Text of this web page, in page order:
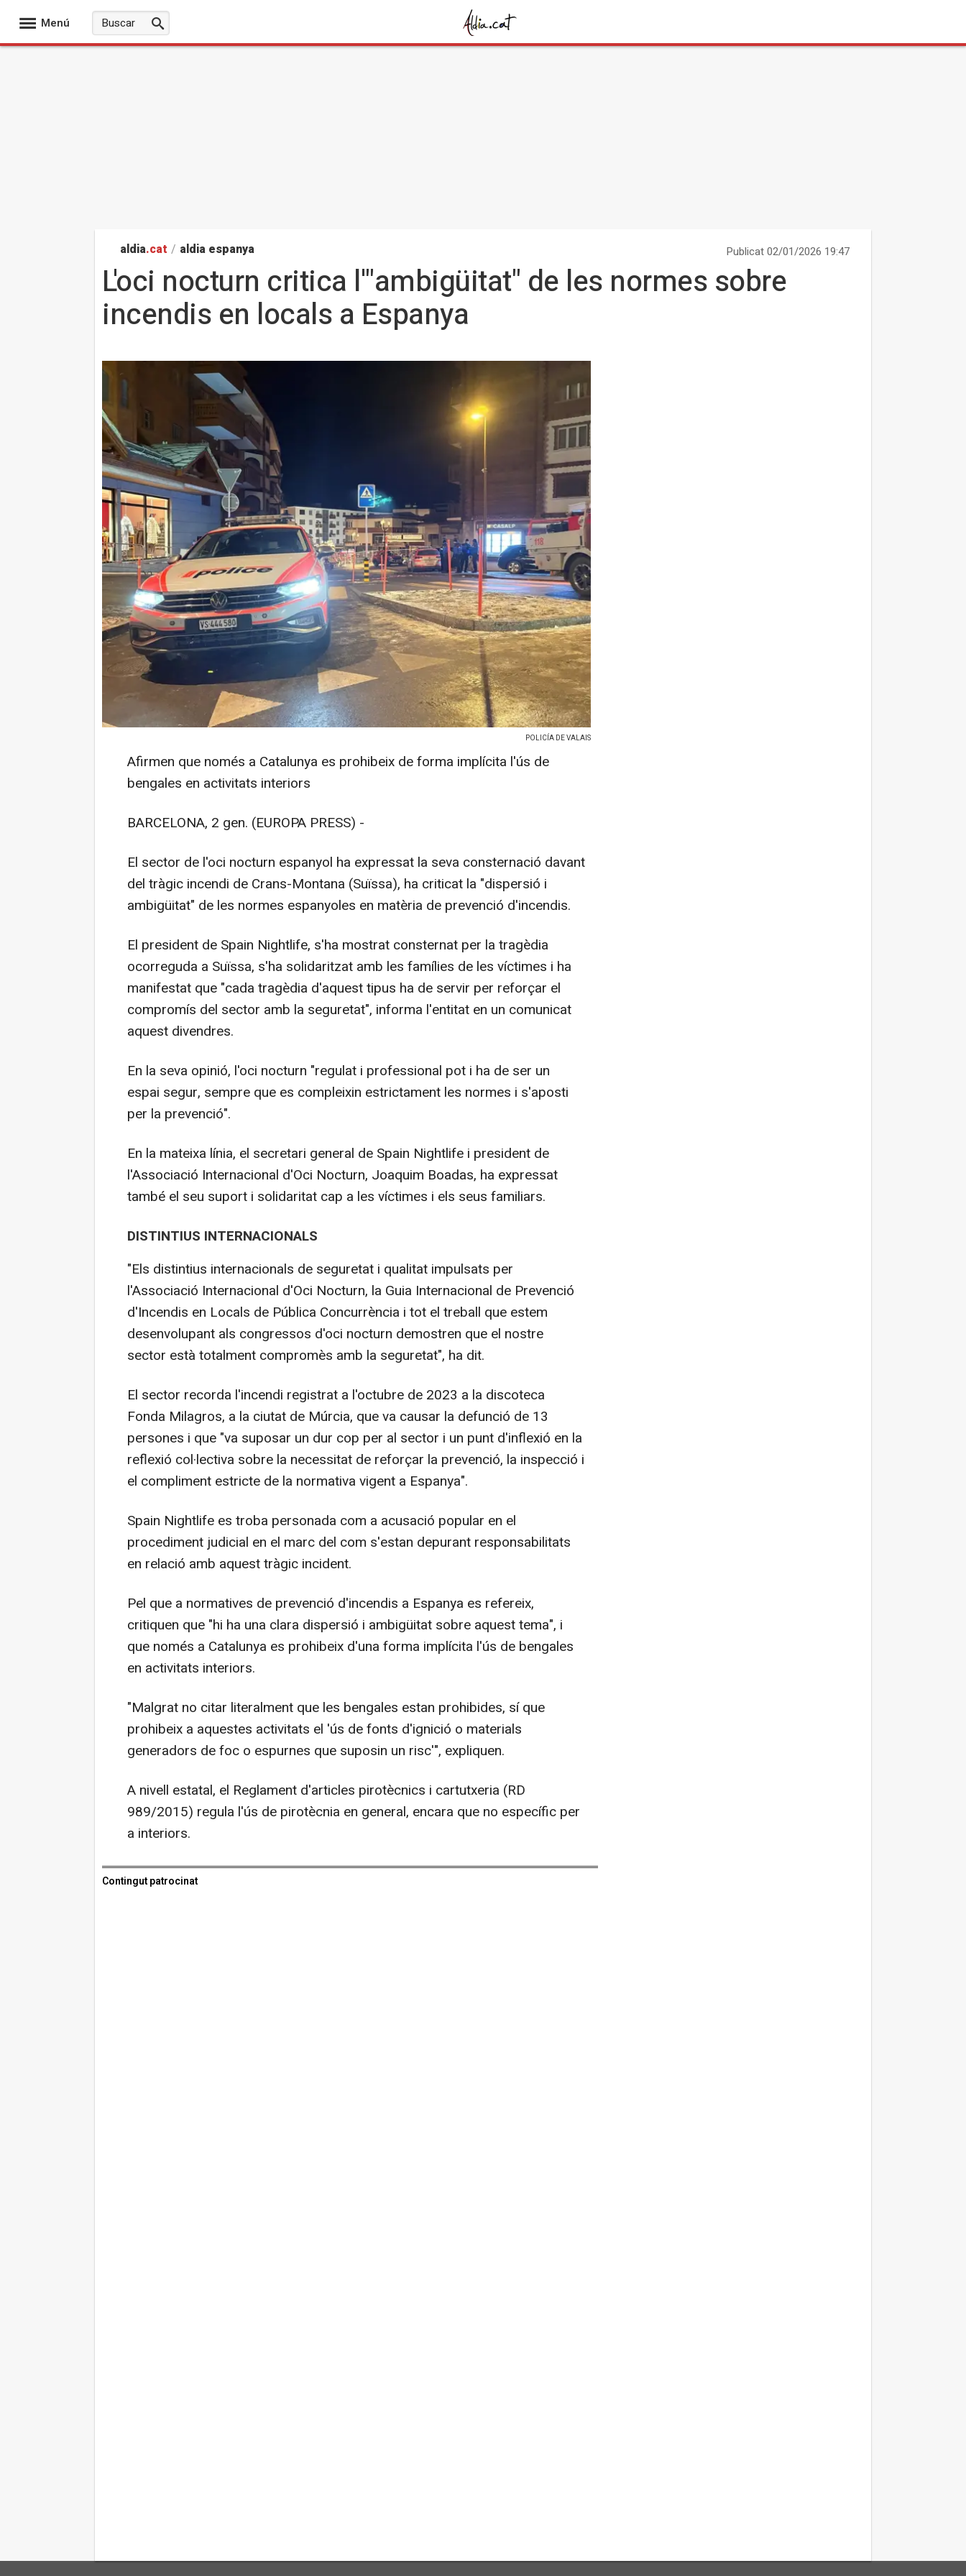
Menú
aldia.cat / aldia espanya Publicat 02/01/2026 19:47
L'oci nocturn critica l'"ambigüitat" de les normes sobre
incendis en locals a Espanya
POLICÍA DE VALAIS
Afirmen que només a Catalunya es prohibeix de forma implícita l'ús de
bengales en activitats interiors
BARCELONA, 2 gen. (EUROPA PRESS) -
El sector de l'oci nocturn espanyol ha expressat la seva consternació davant
del tràgic incendi de Crans-Montana (Suïssa), ha criticat la "dispersió i
ambigüitat" de les normes espanyoles en matèria de prevenció d'incendis.
El president de Spain Nightlife, s'ha mostrat consternat per la tragèdia
ocorreguda a Suïssa, s'ha solidaritzat amb les famílies de les víctimes i ha
manifestat que "cada tragèdia d'aquest tipus ha de servir per reforçar el
compromís del sector amb la seguretat", informa l'entitat en un comunicat
aquest divendres.
En la seva opinió, l'oci nocturn "regulat i professional pot i ha de ser un
espai segur, sempre que es compleixin estrictament les normes i s'aposti
per la prevenció".
En la mateixa línia, el secretari general de Spain Nightlife i president de
l'Associació Internacional d'Oci Nocturn, Joaquim Boadas, ha expressat
també el seu suport i solidaritat cap a les víctimes i els seus familiars.
DISTINTIUS INTERNACIONALS
"Els distintius internacionals de seguretat i qualitat impulsats per
l'Associació Internacional d'Oci Nocturn, la Guia Internacional de Prevenció
d'Incendis en Locals de Pública Concurrència i tot el treball que estem
desenvolupant als congressos d'oci nocturn demostren que el nostre
sector està totalment compromès amb la seguretat", ha dit.
El sector recorda l'incendi registrat a l'octubre de 2023 a la discoteca
Fonda Milagros, a la ciutat de Múrcia, que va causar la defunció de 13
persones i que "va suposar un dur cop per al sector i un punt d'inflexió en la
reflexió col·lectiva sobre la necessitat de reforçar la prevenció, la inspecció i
el compliment estricte de la normativa vigent a Espanya".
Spain Nightlife es troba personada com a acusació popular en el
procediment judicial en el marc del com s'estan depurant responsabilitats
en relació amb aquest tràgic incident.
Pel que a normatives de prevenció d'incendis a Espanya es refereix,
critiquen que "hi ha una clara dispersió i ambigüitat sobre aquest tema", i
que només a Catalunya es prohibeix d'una forma implícita l'ús de bengales
en activitats interiors.
"Malgrat no citar literalment que les bengales estan prohibides, sí que
prohibeix a aquestes activitats el 'ús de fonts d'ignició o materials
generadors de foc o espurnes que suposin un risc'", expliquen.
A nivell estatal, el Reglament d'articles pirotècnics i cartutxeria (RD
989/2015) regula l'ús de pirotècnia en general, encara que no específic per
a interiors.
Contingut patrocinat